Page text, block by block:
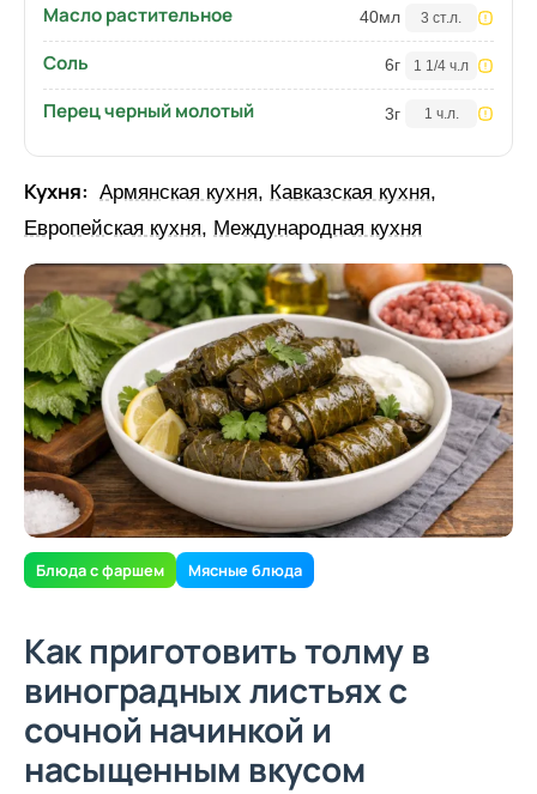
Масло растительное 40мл 3 ст.л.
Соль 6г 1 1/4 ч.л
Перец черный молотый 3г 1 ч.л.
Кухня: Армянская кухня, Кавказская кухня,
Европейская кухня, Международная кухня
Блюда с фаршем Мясные блюда
Как приготовить толму в
виноградных листьях с
сочной начинкой и
насыщенным вкусом